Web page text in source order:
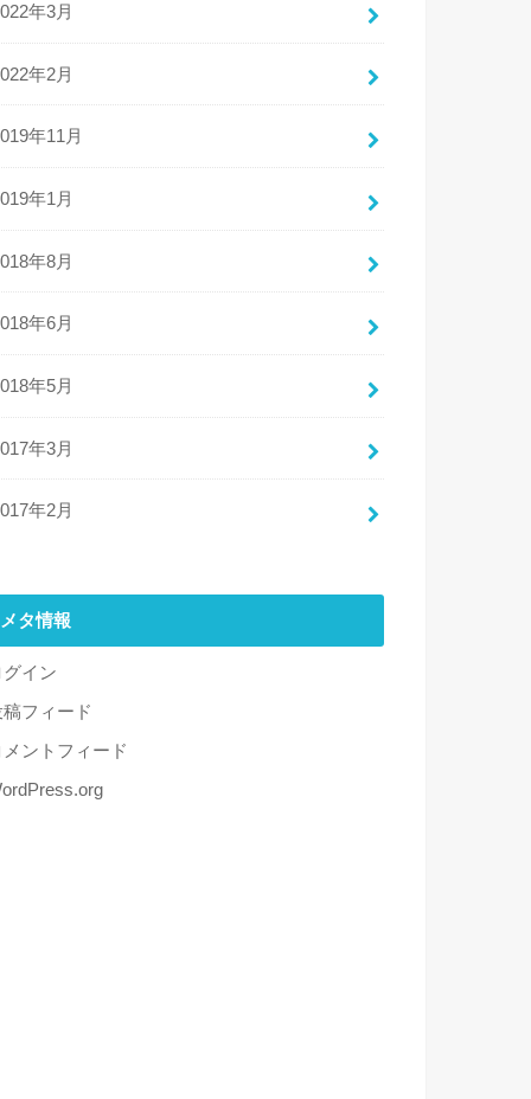
年3月
年2月
年11月
年1月
年8月
年6月
年5月
年3月
年2月
メタ情報
グイン
稿フィード
メントフィード